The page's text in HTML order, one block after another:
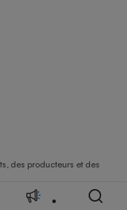
des producteurs et des